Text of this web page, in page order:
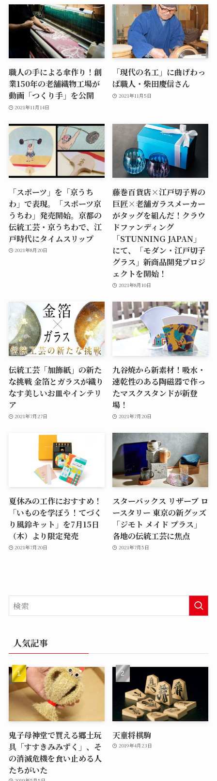
職人の手による傘作り！創
業150年の老舗織物工場が
動画「つくり手」を公開
2021年11月14日
「現代の名工」に曲げわっ
ぱ職人・柴田慶信さん
2021年11月5日
「スポーツ」を「京うち
わ」で表現。「スポーツ京
うちわ」発売開始。京都の
伝統工芸・京うちわで、江
戸時代にタイムスリップ
2021年8月20日
藤巻百貨店×江戸切子界の
巨匠×老舗ガラスメーカー
がタッグを組んだ！クラウ
ドファンディング
「STUNNING JAPAN」
にて、「モダン・江戸切子
グラス」新商品開発プロジ
ェクトを開始！
2021年8月10日
伝統工芸「加飾紙」の新た
な挑戦 金箔とガラスが織り
なす美しいお皿やインテリ
ア
2021年7月27日
九谷焼から新素材！吸水・
速乾性のある陶磁器で作っ
たマスクスタンドが新登
場！
2021年7月20日
夏休みの工作におすすめ！
「いものを学ぼう！てづく
り風鈴キット」を7月15日
（木）より限定発売
2021年7月20日
スターバックス リザーブ ロ
ースタリー 東京の新グッズ
「ジモト メイド プラス」
各地の伝統工芸に焦点
2021年7月5日
人気記事
鬼子母神堂で買える郷土玩
具「すすきみみずく」、そ
の消滅危機を食い止める人
たちがいた
天童将棋駒
2019年4月23日